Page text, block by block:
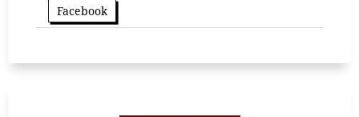
Facebook